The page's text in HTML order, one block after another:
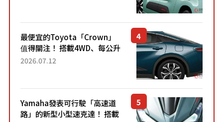
最便宜的Toyota「Crown」
值得關注！ 搭載4WD、每公升
22.4公里低油耗表現超亮眼！
2026.07.12
Yamaha發表可行駛「高速道
路」的新型小型速克達！ 搭載